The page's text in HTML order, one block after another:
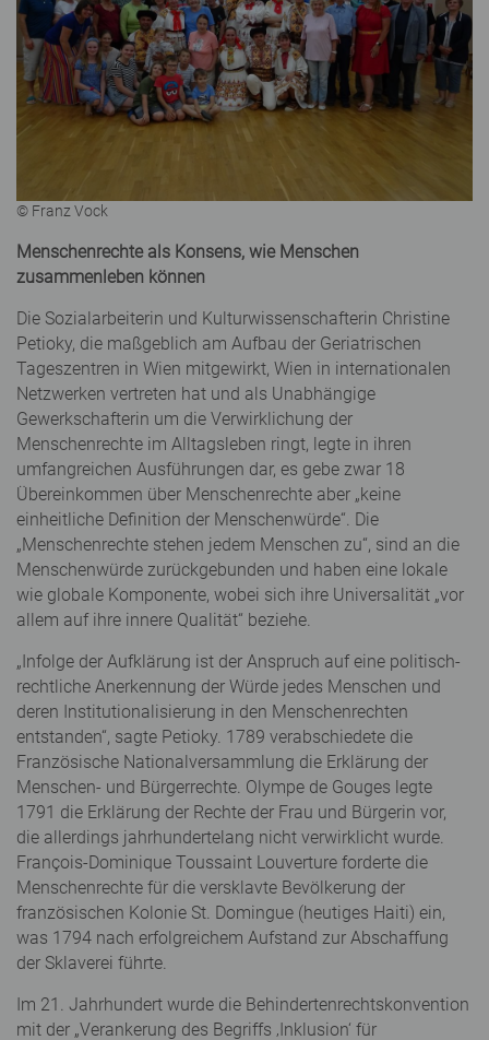
© Franz Vock
Menschenrechte als Konsens, wie Menschen
zusammenleben können
Die Sozialarbeiterin und Kulturwissenschafterin Christine
Petioky, die maßgeblich am Aufbau der Geriatrischen
Tageszentren in Wien mitgewirkt, Wien in internationalen
Netzwerken vertreten hat und als Unabhängige
Gewerkschafterin um die Verwirklichung der
Menschenrechte im Alltagsleben ringt, legte in ihren
umfangreichen Ausführungen dar, es gebe zwar 18
Übereinkommen über Menschenrechte aber „keine
einheitliche Definition der Menschenwürde“. Die
„Menschenrechte stehen jedem Menschen zu“, sind an die
Menschenwürde zurückgebunden und haben eine lokale
wie globale Komponente, wobei sich ihre Universalität „vor
allem auf ihre innere Qualität“ beziehe.
„Infolge der Aufklärung ist der Anspruch auf eine politisch-
rechtliche Anerkennung der Würde jedes Menschen und
deren Institutionalisierung in den Menschenrechten
entstanden“, sagte Petioky. 1789 verabschiedete die
Französische Nationalversammlung die Erklärung der
Menschen- und Bürgerrechte. Olympe de Gouges legte
1791 die Erklärung der Rechte der Frau und Bürgerin vor,
die allerdings jahrhundertelang nicht verwirklicht wurde.
François-Dominique Toussaint Louverture forderte die
Menschenrechte für die versklavte Bevölkerung der
französischen Kolonie St. Domingue (heutiges Haiti) ein,
was 1794 nach erfolgreichem Aufstand zur Abschaffung
der Sklaverei führte.
Im 21. Jahrhundert wurde die Behindertenrechtskonvention
mit der „Verankerung des Begriffs ‚Inklusion‘ für